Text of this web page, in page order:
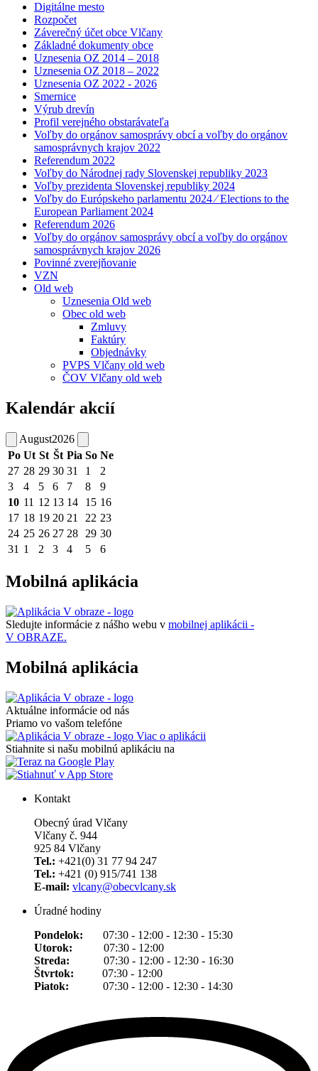
Digitálne mesto
Rozpočet
Záverečný účet obce Vlčany
Základné dokumenty obce
Uznesenia OZ 2014 – 2018
Uznesenia OZ 2018 – 2022
Uznesenia OZ 2022 - 2026
Smernice
Výrub drevín
Profil verejného obstarávateľa
Voľby do orgánov samosprávy obcí a voľby do orgánov
samosprávnych krajov 2022
Referendum 2022
Voľby do Národnej rady Slovenskej republiky 2023
Voľby prezidenta Slovenskej republiky 2024
Voľby do Európskeho parlamentu 2024 ⁄ Elections to the
European Parliament 2024
Referendum 2026
Voľby do orgánov samosprávy obcí a voľby do orgánov
samosprávnych krajov 2026
Povinné zverejňovanie
VZN
Old web
Uznesenia Old web
Obec old web
Zmluvy
Faktúry
Objednávky
PVPS Vlčany old web
ČOV Vlčany old web
Kalendár akcií
August2026
Po Ut St Št Pia So Ne
27 28 29 30 31 1
2
3
4 5 6 7 8
9
10 11 12 13 14 15 16
17 18 19 20 21 22 23
24 25 26 27 28 29 30
31 1 2 3 4 5 6
Mobilná aplikácia
Sledujte informácie z nášho webu v mobilnej aplikácii -
V OBRAZE.
Mobilná aplikácia
Aktuálne informácie od nás
Priamo vo vašom telefóne
Viac o aplikácii
Stiahnite si našu mobilnú aplikáciu na
Kontakt
Obecný úrad Vlčany
Vlčany č. 944
925 84 Vlčany
Tel.: +421(0) 31 77 94 247
Tel.: +421 (0) 915/741 138
E-mail: vlcany@obecvlcany.sk
Úradné hodiny
Pondelok: 07:30 - 12:00 - 12:30 - 15:30
Utorok: 07:30 - 12:00
Streda: 07:30 - 12:00 - 12:30 - 16:30
Štvrtok: 07:30 - 12:00
Piatok: 07:30 - 12:00 - 12:30 - 14:30